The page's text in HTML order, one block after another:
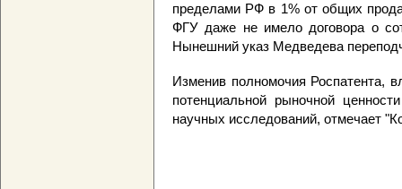
пределами РФ в 1% от общих
ФГУ даже не имело договора о
Нынешний указ Медведева
Изменив полномочия Роспатента,
потенциальной рыночной
научных исследований, отмечает